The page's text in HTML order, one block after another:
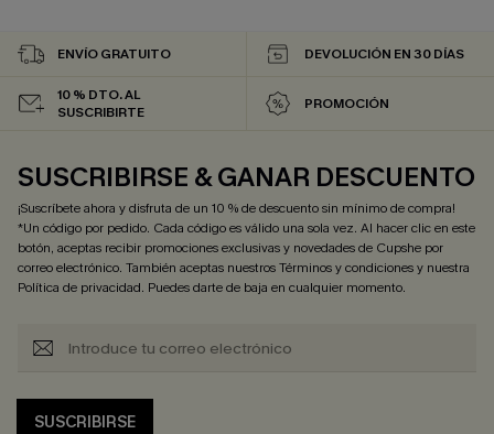
ENVÍO GRATUITO DEVOLUCIÓN EN 30 DÍAS
10 % DTO. AL
SUSCRIBIRTE
PROMOCIÓN
SUSCRIBIRSE & GANAR DESCUENTO
¡Suscríbete ahora y disfruta de un 10 % de descuento sin mínimo de compra!
*Un código por pedido. Cada código es válido una sola vez. Al hacer clic en este
botón, aceptas recibir promociones exclusivas y novedades de Cupshe por
correo electrónico. También aceptas nuestrosTérminos y condicionesy nuestra
Política de privacidad. Puedes darte de baja en cualquier momento.
SUSCRIBIRSE